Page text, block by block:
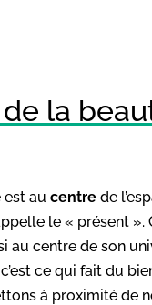
de la
est au centre de
le « présent ».
au centre de son
ce qui fait du
à proximité de